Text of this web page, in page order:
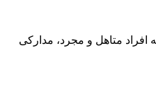
افراد متاهل و مجرد، مدارکی